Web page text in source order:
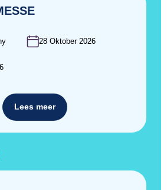
28 Oktober 2026
Lees meer